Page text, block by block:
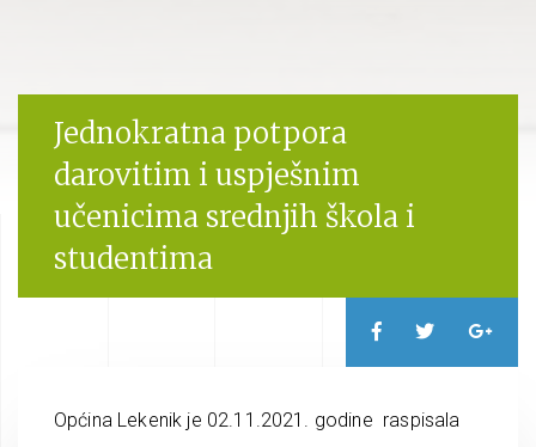
Jednokratna potpora
darovitim i uspješnim
učenicima srednjih škola i
studentima
Općina Lekenik je 02.11.2021. godine raspisala